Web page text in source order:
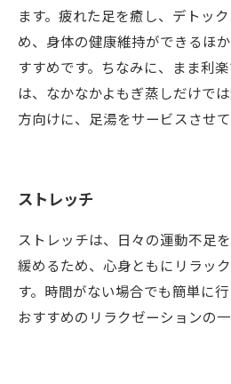
ます。疲れた足を癒し、デトッ
め、身体の健康維持ができるほ
すすめです。ちなみに、まま利
は、なかなかよもぎ蒸しだけで
方向けに、足湯をサービスさせ
ストレッチ
ストレッチは、日々の運動不足
緩めるため、心身ともにリラッ
す。時間がない場合でも簡単に
おすすめのリラクゼーションの一